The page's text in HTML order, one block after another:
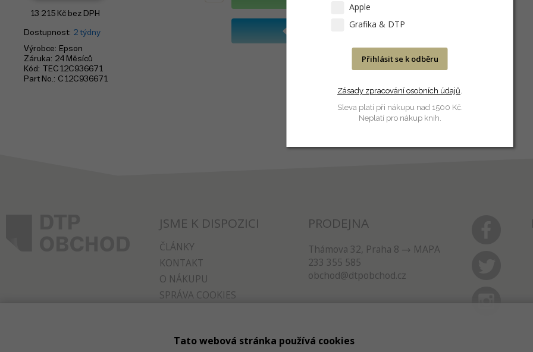
13 215 Kč bez DPH
Dostupnost 2 týdny
Výrobce
Epson
Záruka 24 Měsíců
Kód
TEC12C936671
Part No. C12C936671
JSME K DISPOZICI
ČLÁNKY
KONTAKT
O NÁKUPU
SPRÁVA COOKIES
PRODEJNA
Thámova 32, Praha 8
MAPA
233 355 585
obchod@dtpobchod.cz
Tato webová stránka používá cookies
Apple
Grafika & DTP
Přihlásit se k odběru
Zásady zpracování osobních údajů
Sleva platí při nákupu nad 1500 Kč.
Neplatí pro nákup knih.